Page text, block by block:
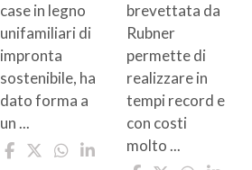
case in legno
unifamiliari di
impronta
sostenibile, ha
dato forma a
un ...
brevettata da
Rubner
permette di
realizzare in
tempi record e
con costi
molto ...